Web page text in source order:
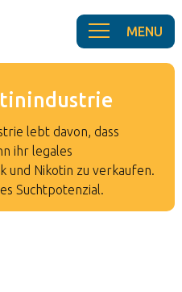
lebt davon, dass
ihr legales
und Nikotin zu verkaufen.
Suchtpotenzial.